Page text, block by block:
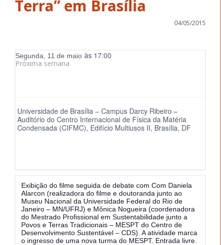
04/05/2015
Segunda, 11 de maio às 17:00
Próxima semana
Universidade de Brasília – Campus Darcy Ribeiro –
Auditório do Centro Internacional de Física da Matéria
Condensada (CIFMC), Edifício Multiusos II, Brasília, DF
Exibição do filme seguida de debate com Com Daniela
Alarcon (realizadora do filme e doutoranda junto ao
Museu Nacional da Universidade Federal do Rio de
Janeiro – MN/UFRJ) e Mônica Nogueira (coordenadora
do Mestrado Profissional em Sustentabilidade junto a
Povos e Terras Tradicionais – MESPT do Centro de
Desenvolvimento Sustentável – CDS). A atividade marca
o ingresso de uma nova turma do MESPT. Entrada livre.